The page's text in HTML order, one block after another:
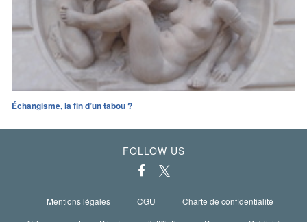
Échangisme, la fin d’un tabou ?
FOLLOW US
Mentions légales CGU
Charte de confidentialité